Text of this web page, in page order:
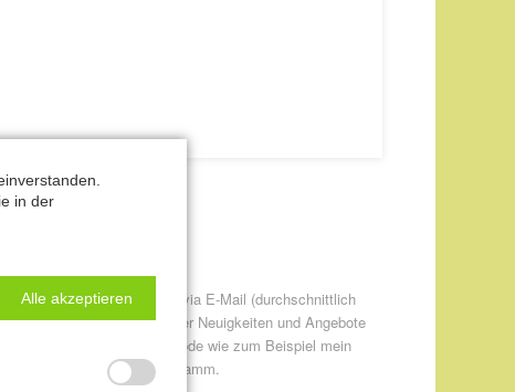
Bitte informieren Sie mich via E-Mail (durchschnittlich
etwa einmal pro Monat) über Neuigkeiten und Angebote
zur CANTIENICA® - Methode wie zum Beispiel mein
jeweils aktuelles Kursprogramm.
in der
Alle akzeptieren